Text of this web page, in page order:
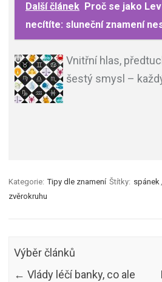
Další článek Proč se jako Lev
necítíte: sluneční znamení
Vnitřní hlas,
šestý smysl –
Kategorie: Tipy dle znamení Štítky: spánek
zvěrokruhu
Výběr článků
← Vlády léčí banky, co ale